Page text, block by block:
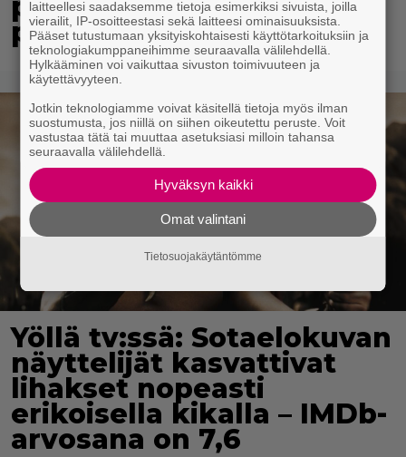
poliisimoottoripyörä teki
paosta lyhyen
Yöllä tv:ssä: Sotaelokuvan
näyttelijät kasvattivat
lihakset nopeasti
erikoisella kikalla – IMDb-
arvosana on 7,6
laitteellesi saadaksemme tietoja esimerkiksi sivuista, joilla
vierailit, IP-osoitteestasi sekä laitteesi ominaisuuksista.
Pääset tutustumaan yksityiskohtaisesti käyttötarkoituksiin ja
teknologiakumppaneihimme seuraavalla välilehdellä.
Hylkääminen voi vaikuttaa sivuston toimivuuteen ja
käytettävyyteen.
Jotkin teknologiamme voivat käsitellä tietoja myös ilman
suostumusta, jos niillä on siihen oikeutettu peruste. Voit
vastustaa tätä tai muuttaa asetuksiasi milloin tahansa
seuraavalla välilehdellä.
Hyväksyn kaikki
Omat valintani
Tietosuojakäytäntömme